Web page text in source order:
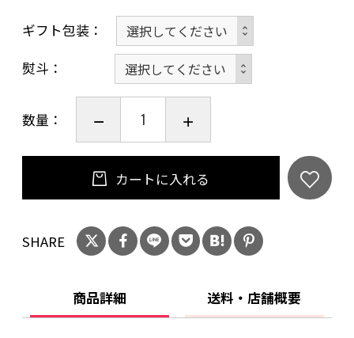
賞味期限：製造日から3ヶ月
ギフト包装
熨斗
数量：
カートに入れる
SHARE
商品詳細 送料・店舗概要